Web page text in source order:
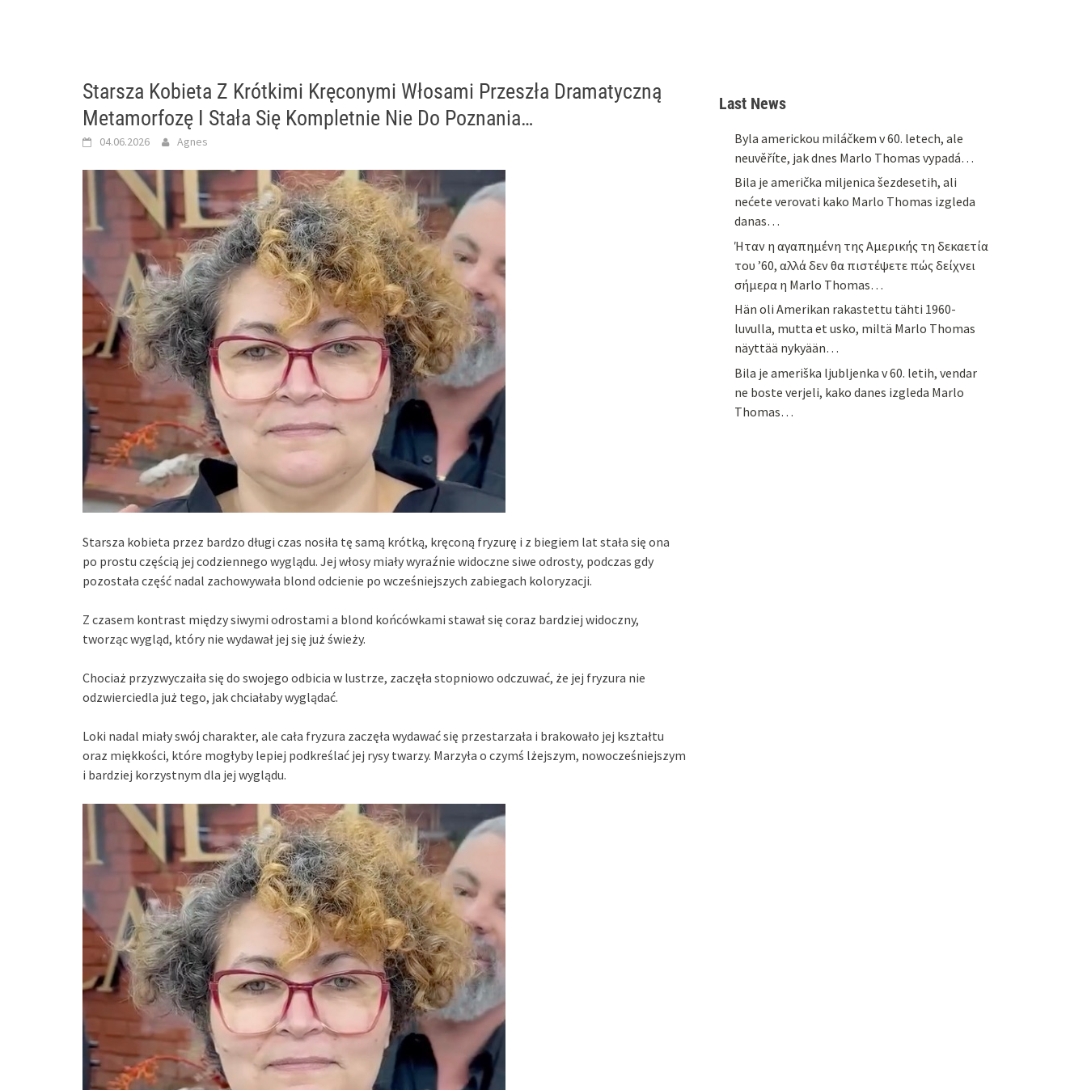
Starsza Kobieta Z Krótkimi Kręconymi Włosami Przeszła Dramatyczną
Metamorfozę I Stała Się Kompletnie Nie Do Poznania…
04.06.2026 Agnes
Starsza kobieta przez bardzo długi czas nosiła tę samą krótką, kręconą fryzurę i z biegiem lat stała się ona
po prostu częścią jej codziennego wyglądu. Jej włosy miały wyraźnie widoczne siwe odrosty, podczas gdy
pozostała część nadal zachowywała blond odcienie po wcześniejszych zabiegach koloryzacji.
Z czasem kontrast między siwymi odrostami a blond końcówkami stawał się coraz bardziej widoczny,
tworząc wygląd, który nie wydawał jej się już świeży.
Chociaż przyzwyczaiła się do swojego odbicia w lustrze, zaczęła stopniowo odczuwać, że jej fryzura nie
odzwierciedla już tego, jak chciałaby wyglądać.
Loki nadal miały swój charakter, ale cała fryzura zaczęła wydawać się przestarzała i brakowało jej kształtu
oraz miękkości, które mogłyby lepiej podkreślać jej rysy twarzy. Marzyła o czymś lżejszym, nowocześniejszym
i bardziej korzystnym dla jej wyglądu.
Last News
Byla americkou miláčkem v 60. letech, ale
neuvěříte, jak dnes Marlo Thomas vypadá…
Bila je američka miljenica šezdesetih, ali
nećete verovati kako Marlo Thomas izgleda
danas…
Ήταν η αγαπημένη της Αμερικής τη δεκαετία
του ’60, αλλά δεν θα πιστέψετε πώς δείχνει
σήμερα η Marlo Thomas…
Hän oli Amerikan rakastettu tähti 1960-
luvulla, mutta et usko, miltä Marlo Thomas
näyttää nykyään…
Bila je ameriška ljubljenka v 60. letih, vendar
ne boste verjeli, kako danes izgleda Marlo
Thomas…